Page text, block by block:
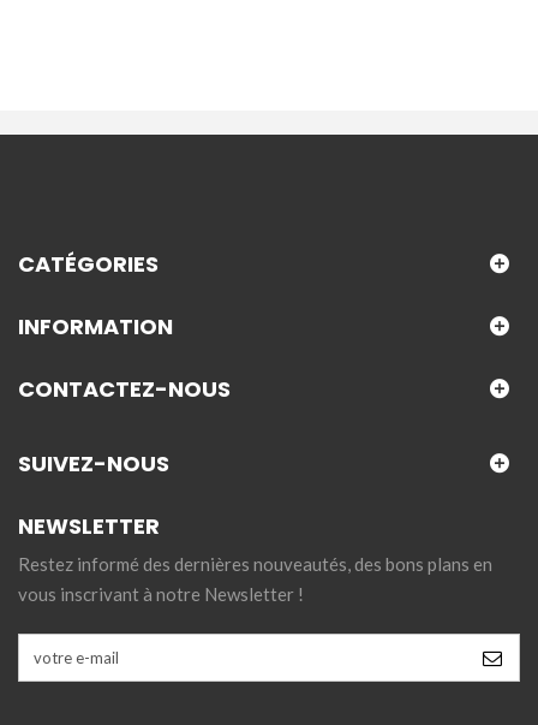
CATÉGORIES
INFORMATION
CONTACTEZ-NOUS
SUIVEZ-NOUS
NEWSLETTER
Restez informé des dernières nouveautés, des bons plans en
vous inscrivant à notre Newsletter !